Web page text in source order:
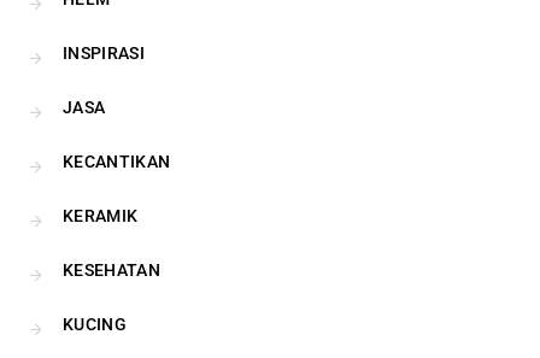
INSPIRASI
JASA
KECANTIKAN
KERAMIK
KESEHATAN
KUCING